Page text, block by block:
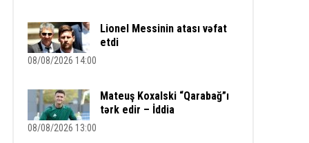
Lionel Messinin atası vəfat
etdi
08/08/2026 14:00
Mateuş Koxalski “Qarabağ”ı
tərk edir – İddia
08/08/2026 13:00